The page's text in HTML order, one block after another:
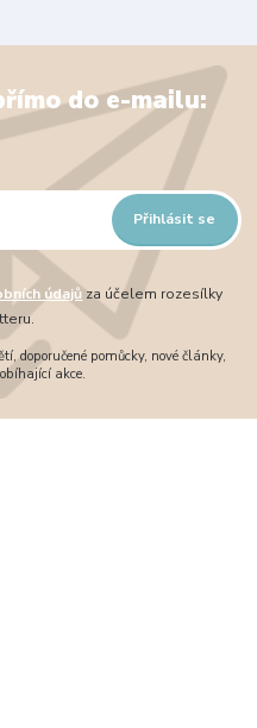
do e-mailu:
Přihlásit se
údajůza účelem rozesílky
doporučené pomůcky, nové články,
akce.